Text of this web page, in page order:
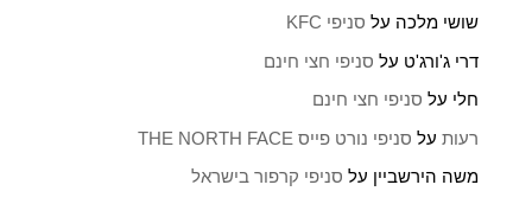
שושי מלכה על סניפי KFC
דרי ג'ורג'ט על סניפי חצי חינם
חלי על סניפי חצי חינם
רעותעל סניפי נורט פייס THE NORTH FACE
משה הירשביין על סניפי קרפור בישראל